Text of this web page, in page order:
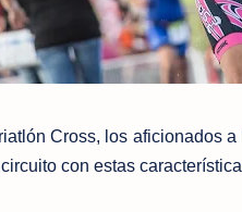
Cross, los aficionados
con estas